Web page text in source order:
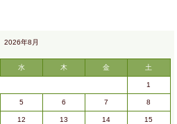
2026年8月
水 木 金 土
1
5 6 7 8
12 13 14 15